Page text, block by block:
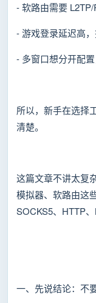
- 软路由需要
- 游戏登录延迟高
- 多窗口想分开配
所以，新手在选择
清楚。
这篇文章不讲太复
模拟器、软路由这
SOCKS5、HTTP
一、先说结论：不